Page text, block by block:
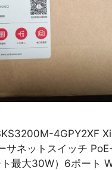
4GPY2XF
サネットスイッチ
最大30W）6ポート